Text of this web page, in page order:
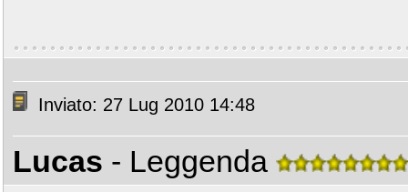
Inviato: 27 Lug 2010 14:48
Lucas - Leggenda